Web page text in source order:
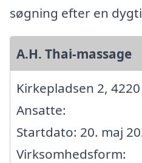
søgning efter en
A.H. Thai-massage
Kirkepladsen 2,
Ansatte:
Startdato: 20. maj
Virksomhedsform: